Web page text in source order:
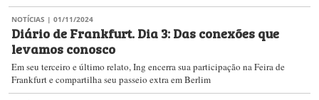
NOTÍCIAS | 01/11/2024
Diário de Frankfurt. Dia 3: Das conexões que
levamos conosco
Em seu terceiro e último relato, Ing encerra sua participação na Feira de
Frankfurt e compartilha seu passeio extra em Berlim